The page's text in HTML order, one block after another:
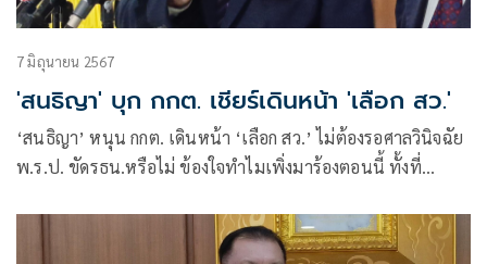
7 มิถุนายน 2567
'สนธิญา' บุก กกต. เชียร์เดินหน้า 'เลือก สว.'
‘สนธิญา’ หนุน กกต. เดินหน้า ‘เลือก สว.’ ไม่ต้องรอศาลวินิจฉัย
พ.ร.ป. ขัดรธน.หรือไม่ ข้องใจทำไมเพิ่งมาร้องตอนนี้ ทั้งที่